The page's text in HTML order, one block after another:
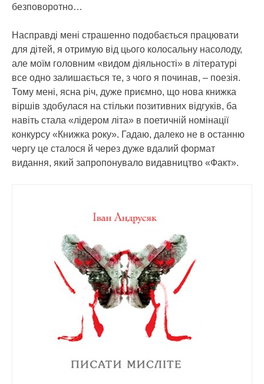
безповоротно…
Насправді мені страшенно подобається працювати
для дітей, я отримую від цього колосальну насолоду,
але моїм головним «видом діяльності» в літературі
все одно залишається те, з чого я починав, – поезія.
Тому мені, ясна річ, дуже приємно, що нова книжка
віршів здобулася на стільки позитивних відгуків, ба
навіть стала «лідером літа» в поетичній номінації
конкурсу «Книжка року». Гадаю, далеко не в останню
чергу це сталося й через дуже вдалий формат
видання, який запропонувало видавництво «Факт».